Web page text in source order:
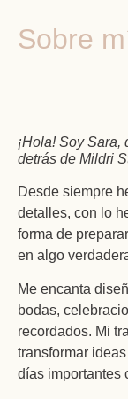
Sobre
¡Hola! Soy
detrás de Mildri
Desde siempre
detalles, con lo
forma de
en algo
Me encanta
bodas,
recordados. Mi
transformar
días importantes